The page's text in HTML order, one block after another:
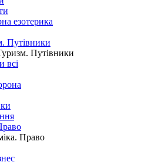
езотерика
Путівники
Путівники
всі
Право